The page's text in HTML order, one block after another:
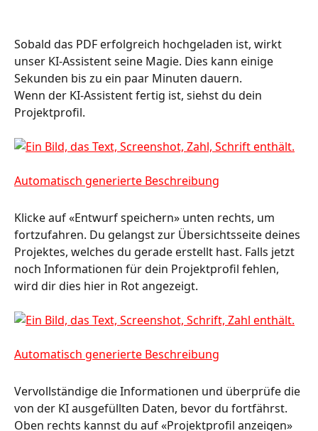
Sobald das PDF erfolgreich hochgeladen ist, wirkt
unser KI-Assistent seine Magie. Dies kann einige
Sekunden bis zu ein paar Minuten dauern.
Wenn der KI-Assistent fertig ist, siehst du dein
Projektprofil.
Klicke auf «Entwurf speichern» unten rechts, um
fortzufahren. Du gelangst zur Übersichtsseite deines
Projektes, welches du gerade erstellt hast. Falls jetzt
noch Informationen für dein Projektprofil fehlen,
wird dir dies hier in Rot angezeigt.
Vervollständige die Informationen und überprüfe die
von der KI ausgefüllten Daten, bevor du fortfährst.
Oben rechts kannst du auf «Projektprofil anzeigen»